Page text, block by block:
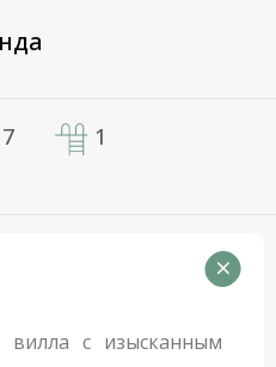
7 1
вилла с изысканным